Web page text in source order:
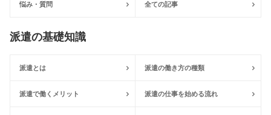
悩み・質問 全ての記事
派遣の基礎知識
派遣とは 派遣の働き方の種類
派遣で働くメリット 派遣の仕事を始める流れ